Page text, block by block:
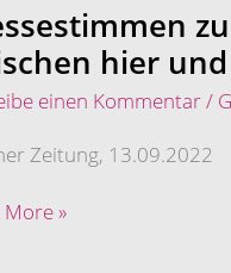
hier und
einen Kommentar/
Zeitung, 13.09.2022
More »